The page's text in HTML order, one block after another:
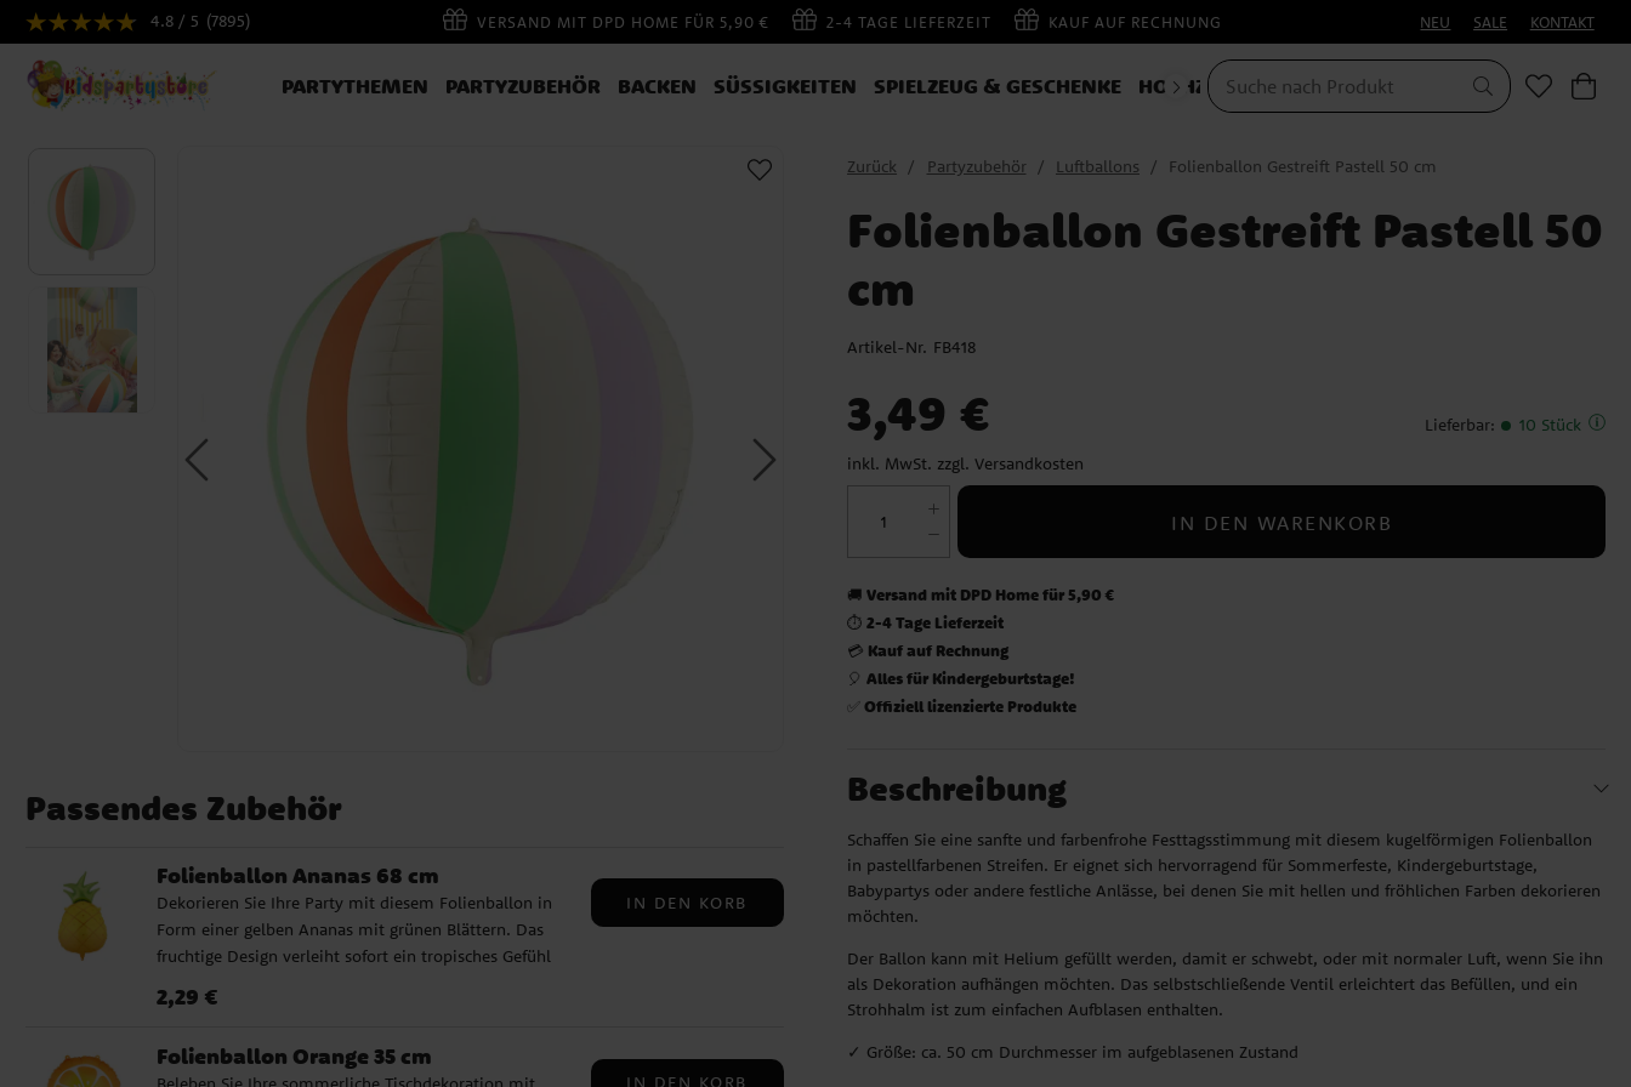
4.8 / 5 (7895) VERSAND MIT DPD HOME FÜR 5,90 € 2-4 TAGE LIEFERZEIT KAUF AUF RECHNUNG NEU SALE KONTAKT
PARTYTHEMEN PARTYZUBEHÖR BACKEN SÜSSIGKEITEN SPIELZEUG & GESCHENKE HOCHZEIT KOSTÜME
Passendes Zubehör
Folienballon Ananas 68 cm
Dekorieren Sie Ihre Party mit diesem Folienballon in
Form einer gelben Ananas mit grünen Blättern. Das
fruchtige Design verleiht sofort ein tropisches Gefühl
Partys, Poolpartys oder Tischdekorationen mit
gefüllt werden, um zu schweben, oder mit normaler
Preis:2,29 €
2,29 €
IN DEN KORB
Folienballon Orange 35 cm
IN DEN KORB
Zurück Partyzubehör Luftballons Folienballon Gestreift Pastell 50 cm
Folienballon Gestreift Pastell 50
cm
Artikel-Nr. FB418
3,49 €
inkl. MwSt. zzgl. Versandkosten
Lieferbar: 10 Stück
IN DEN WARENKORB
🚚Versand mit DPD Home für 5,90 €
⏱️2-4 Tage Lieferzeit
💳 Kauf auf Rechnung
🎈Alles für Kindergeburtstage!
✅Offiziell lizenzierte Produkte
Beschreibung
Schaffen Sie eine sanfte und farbenfrohe Festtagsstimmung mit diesem kugelförmigen Folienballon
in pastellfarbenen Streifen. Er eignet sich hervorragend für Sommerfeste, Kindergeburtstage,
Babypartys oder andere festliche Anlässe, bei denen Sie mit hellen und fröhlichen Farben dekorieren
möchten.
Der Ballon kann mit Helium gefüllt werden, damit er schwebt, oder mit normaler Luft, wenn Sie ihn
als Dekoration aufhängen möchten. Das selbstschließende Ventil erleichtert das Befüllen, und ein
Strohhalm ist zum einfachen Aufblasen enthalten.
✓ Größe: ca. 50 cm Durchmesser im aufgeblasenen Zustand